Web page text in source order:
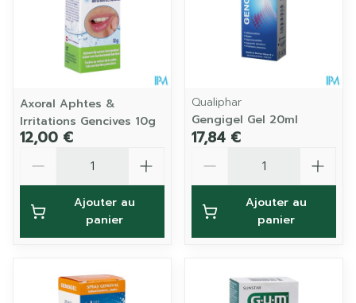
Axoral Aphtes &
Irritations Gencives 10g
12,00 €
Ajouter au
panier
Qualiphar
Gengigel Gel 20ml
17,84 €
Ajouter au
panier